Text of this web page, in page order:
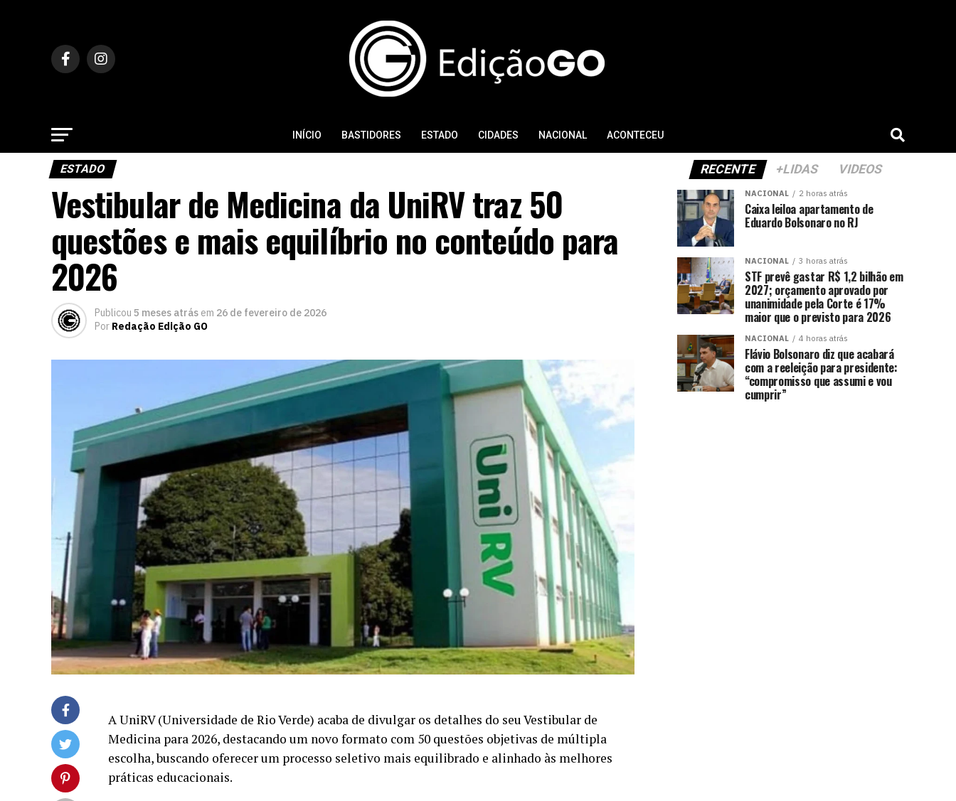
INÍCIO BASTIDORES ESTADO CIDADES NACIONAL ACONTECEU
ESTADO
Vestibular de Medicina da UniRV traz 50
questões e mais equilíbrio no conteúdo para
2026
Publicou5 meses atrásem 26 de fevereiro de 2026
PorRedação Edição GO
A UniRV (Universidade de Rio Verde) acaba de divulgar os detalhes do seu Vestibular de
Medicina para 2026, destacando um novo formato com 50 questões objetivas de múltipla
escolha, buscando oferecer um processo seletivo mais equilibrado e alinhado às melhores
práticas educacionais.
RECENTE +LIDAS VIDEOS
NACIONAL 2 horas atrás
Caixa leiloa apartamento de
Eduardo Bolsonaro no RJ
NACIONAL 3 horas atrás
STF prevê gastar R$ 1,2 bilhão em
2027; orçamento aprovado por
unanimidade pela Corte é 17%
maior que o previsto para 2026
NACIONAL 4 horas atrás
Flávio Bolsonaro diz que acabará
com a reeleição para presidente:
“compromisso que assumi e vou
cumprir”